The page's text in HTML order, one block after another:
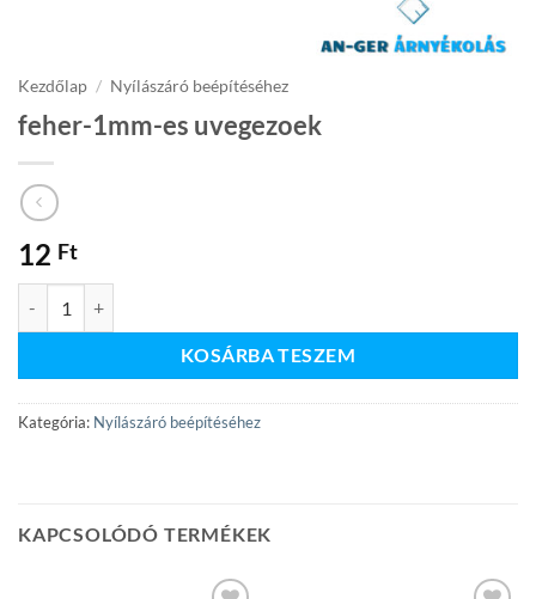
Kezdőlap / Nyílászáró beépítéséhez
feher-1mm-es uvegezoek
12 Ft
KOSÁRBA TESZEM
Kategória: Nyílászáró beépítéséhez
KAPCSOLÓDÓ TERMÉKEK